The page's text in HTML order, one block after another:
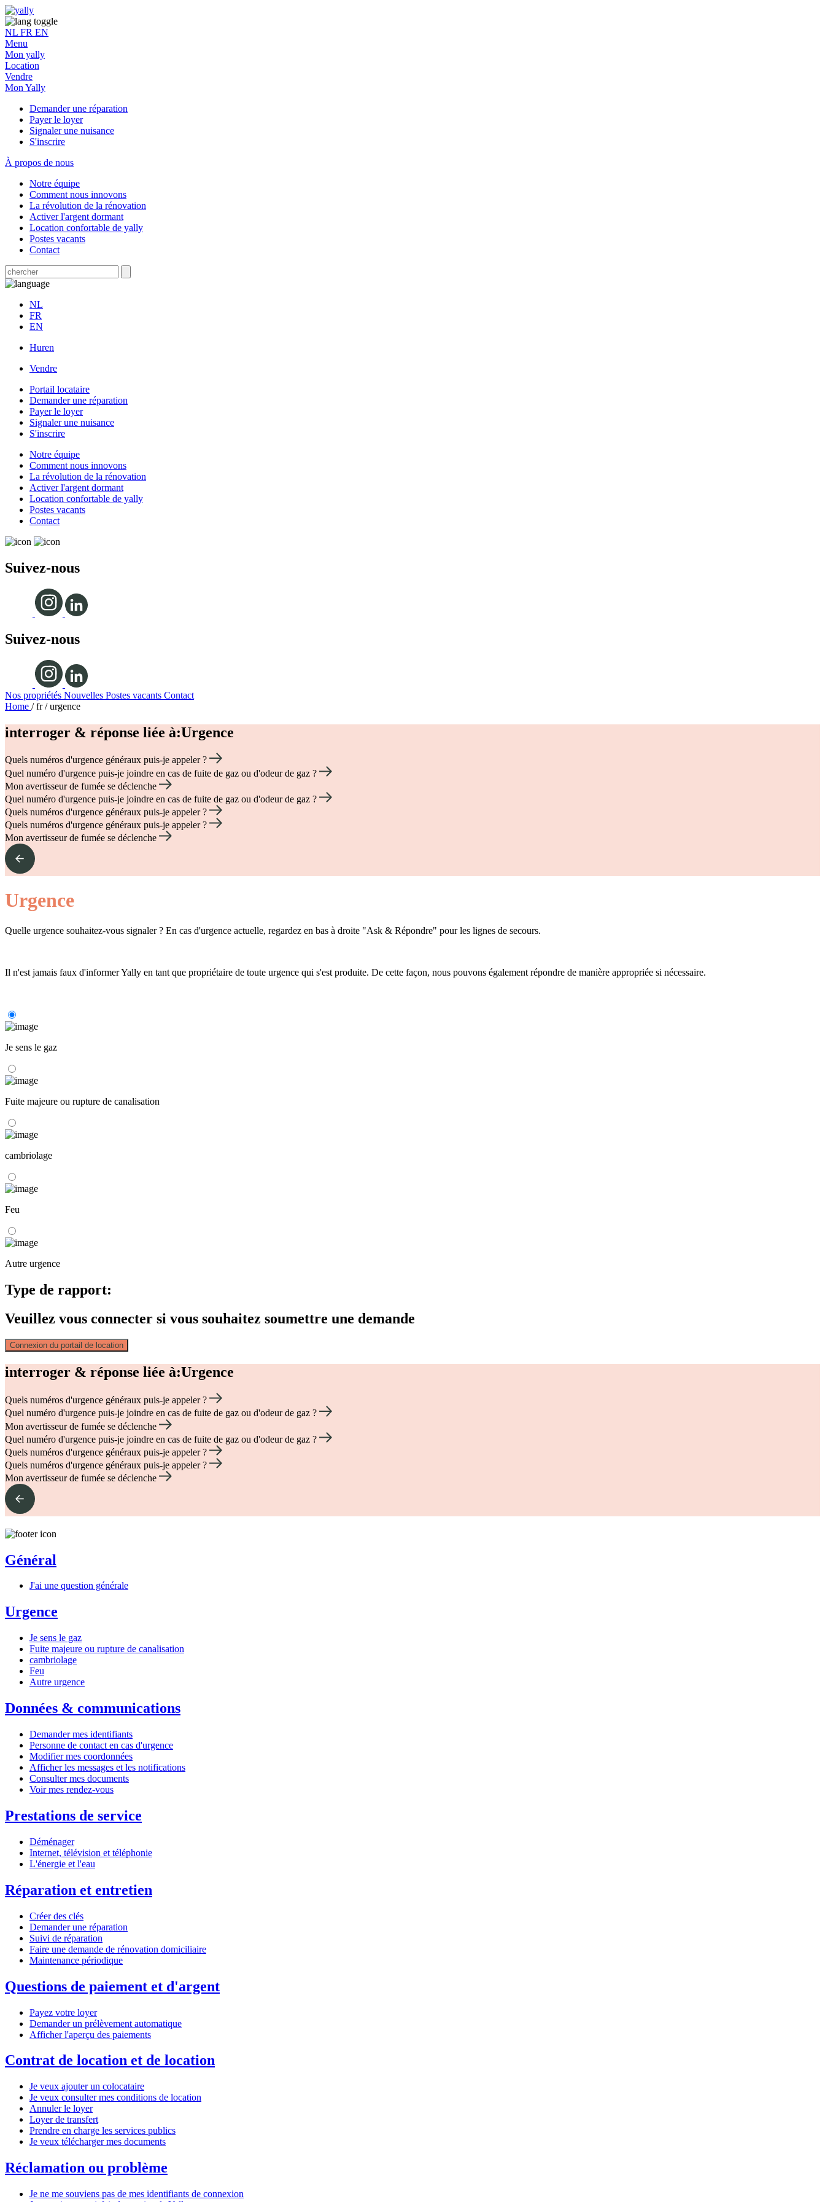
NL FR EN
Menu
Mon yally
Location
Vendre
Mon Yally
Demander une réparation
Payer le loyer
Signaler une nuisance
S'inscrire
À propos de nous
Notre équipe
Comment nous innovons
La révolution de la rénovation
Activer l'argent dormant
Location confortable de yally
Postes vacants
Contact
NL
FR
EN
Huren
Vendre
Portail locataire
Demander une réparation
Payer le loyer
Signaler une nuisance
S'inscrire
Notre équipe
Comment nous innovons
La révolution de la rénovation
Activer l'argent dormant
Location confortable de yally
Postes vacants
Contact
Suivez-nous
Suivez-nous
Nos propriétés Nouvelles Postes vacants Contact
Home / fr / urgence
interroger & réponse liée à:Urgence
Quels numéros d'urgence généraux puis-je appeler ?
Quel numéro d'urgence puis-je joindre en cas de fuite de gaz ou d'odeur de gaz ?
Mon avertisseur de fumée se déclenche
Quel numéro d'urgence puis-je joindre en cas de fuite de gaz ou d'odeur de gaz ?
Quels numéros d'urgence généraux puis-je appeler ?
Quels numéros d'urgence généraux puis-je appeler ?
Mon avertisseur de fumée se déclenche
Urgence
Quelle urgence souhaitez-vous signaler ? En cas d'urgence actuelle, regardez en bas à droite "Ask & Répondre" pour les lignes de secours.
Il n'est jamais faux d'informer Yally en tant que propriétaire de toute urgence qui s'est produite. De cette façon, nous pouvons également répondre de manière appropriée si nécessaire.
Je sens le gaz
Fuite majeure ou rupture de canalisation
cambriolage
Feu
Autre urgence
Type de rapport:
Veuillez vous connecter si vous souhaitez soumettre une demande
Connexion du portail de location
interroger & réponse liée à:Urgence
Quels numéros d'urgence généraux puis-je appeler ?
Quel numéro d'urgence puis-je joindre en cas de fuite de gaz ou d'odeur de gaz ?
Mon avertisseur de fumée se déclenche
Quel numéro d'urgence puis-je joindre en cas de fuite de gaz ou d'odeur de gaz ?
Quels numéros d'urgence généraux puis-je appeler ?
Quels numéros d'urgence généraux puis-je appeler ?
Mon avertisseur de fumée se déclenche
Général
J'ai une question générale
Urgence
Je sens le gaz
Fuite majeure ou rupture de canalisation
cambriolage
Feu
Autre urgence
Données & communications
Demander mes identifiants
Personne de contact en cas d'urgence
Modifier mes coordonnées
Afficher les messages et les notifications
Consulter mes documents
Voir mes rendez-vous
Prestations de service
Déménager
Internet, télévision et téléphonie
L'énergie et l'eau
Réparation et entretien
Créer des clés
Demander une réparation
Suivi de réparation
Faire une demande de rénovation domiciliaire
Maintenance périodique
Questions de paiement et d'argent
Payez votre loyer
Demander un prélèvement automatique
Afficher l'aperçu des paiements
Contrat de location et de location
Je veux ajouter un colocataire
Je veux consulter mes conditions de location
Annuler le loyer
Loyer de transfert
Prendre en charge les services publics
Je veux télécharger mes documents
Réclamation ou problème
Je ne me souviens pas de mes identifiants de connexion